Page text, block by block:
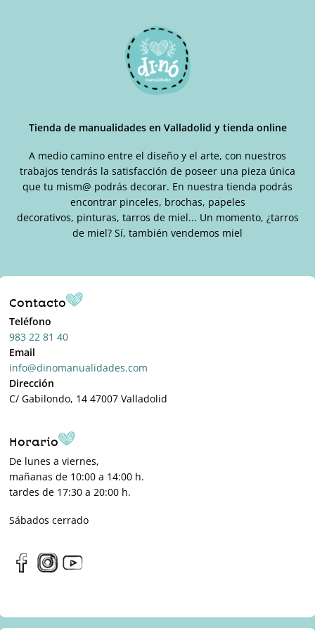
Tienda de manualidades en Valladolid y tienda online
A medio camino entre el diseño y el arte, con nuestros
trabajos tendrás la satisfacción de poseer una pieza única
que tu mism@ podrás decorar. En nuestra tienda podrás
encontrar pinceles, brochas, papeles
decorativos, pinturas, tarros de miel... Un momento, ¿tarros
de miel? Sí, también vendemos miel
Contacto
Teléfono
983 22 81 40
Email
info@dinomanualidades.com
Dirección
C/ Gabilondo, 14 47007 Valladolid
Horario
De lunes a viernes,
mañanas de 10:00 a 14:00 h.
tardes de 17:30 a 20:00 h.
Sábados cerrado